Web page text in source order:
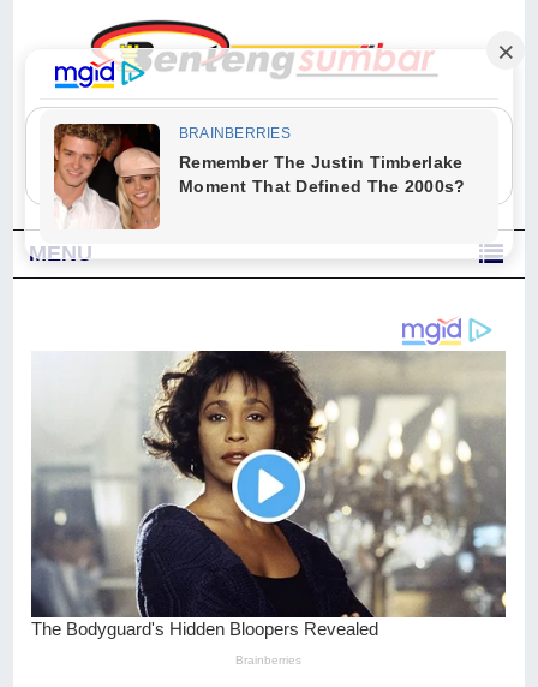
"Sesungguhnya Allah dan para malaikat-Nya berselawat untuk Nabi.
Wahai orang-orang yang beriman, berselawatlah kamu untuk Nabi dan
ucapkanlah salam dengan penuh penghormatan kepadanya." (Qs. Al
Ahzab Ayat 56)
MENU